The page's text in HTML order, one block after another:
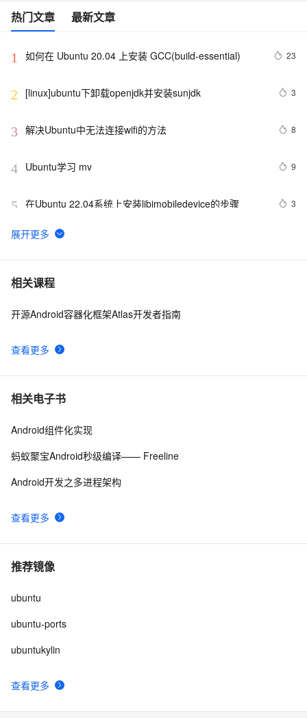
热门文章 最新文章
1 如何在 Ubuntu 20.04 上安装 GCC(build-essential) 23
2 [linux]ubuntu下卸载openjdk并安装sunjdk 3
3 解决Ubuntu中无法连接wifi的方法 8
4 Ubuntu学习 mv 9
5 在Ubuntu 22.04系统上安装libimobiledevice的步骤 3
6 Ubuntu 16.04下无法安装.deb的解决方法
7 在Ubuntu中设置QT Creator的交叉编译环境。
8 Centos 7、Debian及Ubuntu系统中安装和验证tree命令
9 Docker镜像：Ubuntu支持systemctl、SSH和VNC
10
相关课程
查看更多
开源Android容器化框架Atlas开发者指南
相关电子书
查看更多
Android组件化实现
蚂蚁聚宝Android秒级编译—— Freeline
Android开发之多进程架构
推荐镜像
查看更多
ubuntu
ubuntu-ports
ubuntukylin